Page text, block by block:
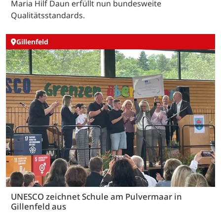
Maria Hilf Daun erfüllt nun bundesweite
Qualitätsstandards.
Gillenfeld
UNESCO zeichnet Schule am Pulvermaar in
Gillenfeld aus